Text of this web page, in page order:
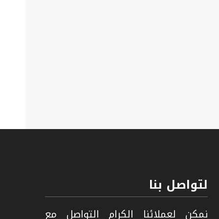
لتواصل بنا
نمكن لعملائنا الكرام التواصل مع